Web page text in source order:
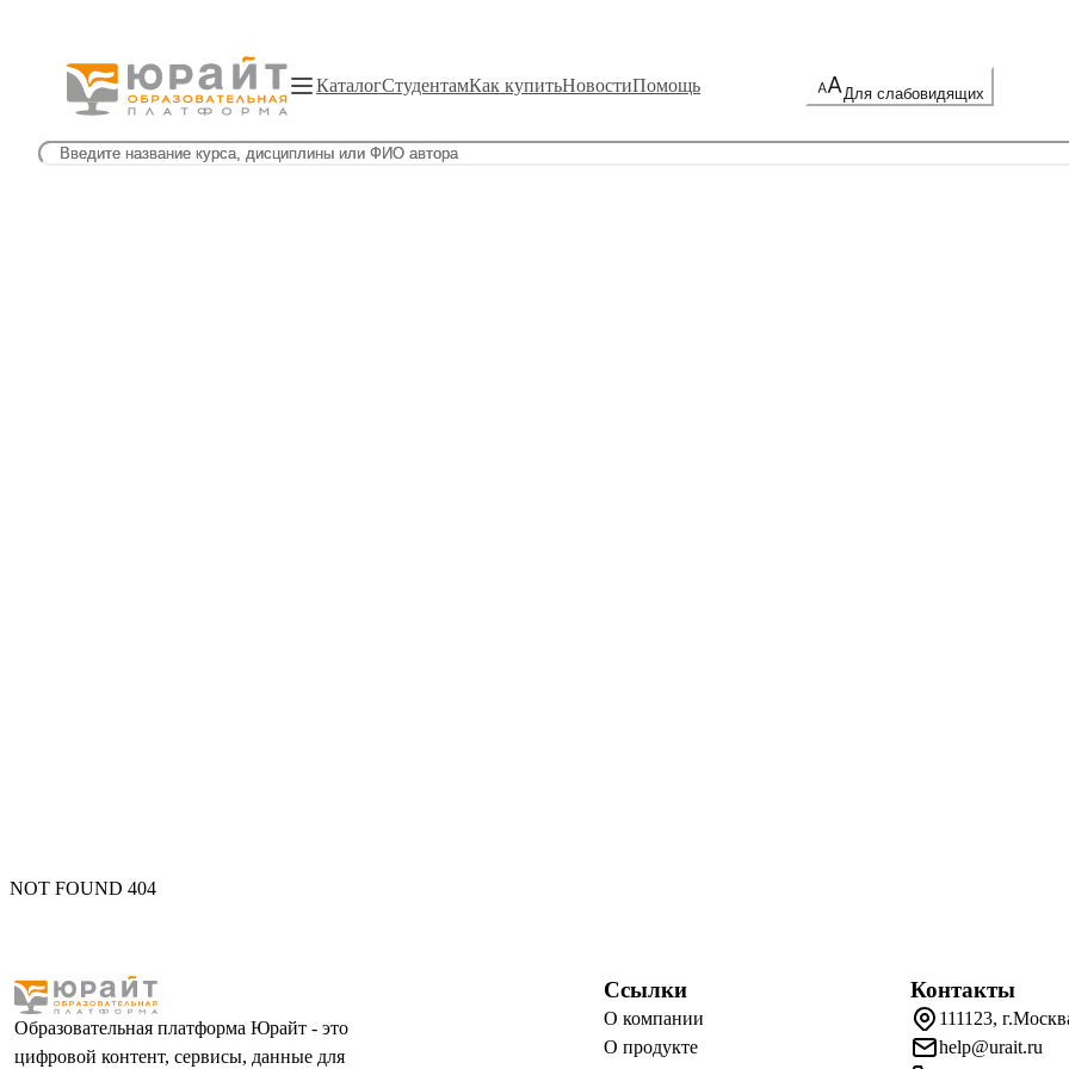
КаталогСтудентамКак купитьНовостиПомощь Для слабовидящих
NOT FOUND 404
Образовательная платформа Юрайт - это
цифровой контент, сервисы, данные для
Ссылки
О компании
О продукте
Контакты
111123,
help@urait.ru